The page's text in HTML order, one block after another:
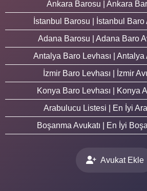
Ankara Barosu | Ankara
İstanbul Barosu | İstanbul
Adana Barosu | Adana Baro
Antalya Baro Levhası |
İzmir Baro Levhası | İzmir
Konya Baro Levhası | Konya
Arabulucu Listesi | En İyi
Boşanma Avukatı | En İyi
Avukat Ekle